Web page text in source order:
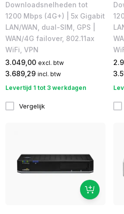
Downloadsnelheden tot
1200 Mbps (4G+)​ | 5x Gigabit
LAN/WAN, dual-SIM, GPS |
WAN/4G failover, 802.11ax
WiFi, VPN
3.049,00 excl. btw
3.689,29 incl. btw
Levertijd 1 tot 3 werkdagen
Vergelijk